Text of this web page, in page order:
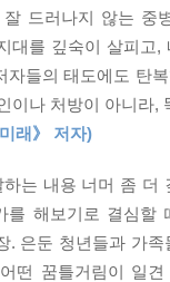
복의 기회를 줄 수
는 것과 비슷하기
, 한두 번의 실패로
도, 그렇게 서른이
가 없어졌다. 청년
대표적인 부작용 중
청년 서사에게 벗
강검진을 해주는
이 알려져서 승진에
가가는 건 힘든 일인
할’ 정서가 완전히
나 고생했는데” 노
시기든 좌절을
고 마는 것이다.
드러나지 않는 중
대를 깊숙이 살피고
들의 태도에도 탄
이나 처방이 아니라
래》 저자)
는 내용 너머 좀
를 해보기로 결심
. 은둔 청년들과 가
떤 꿈틀거림이 일